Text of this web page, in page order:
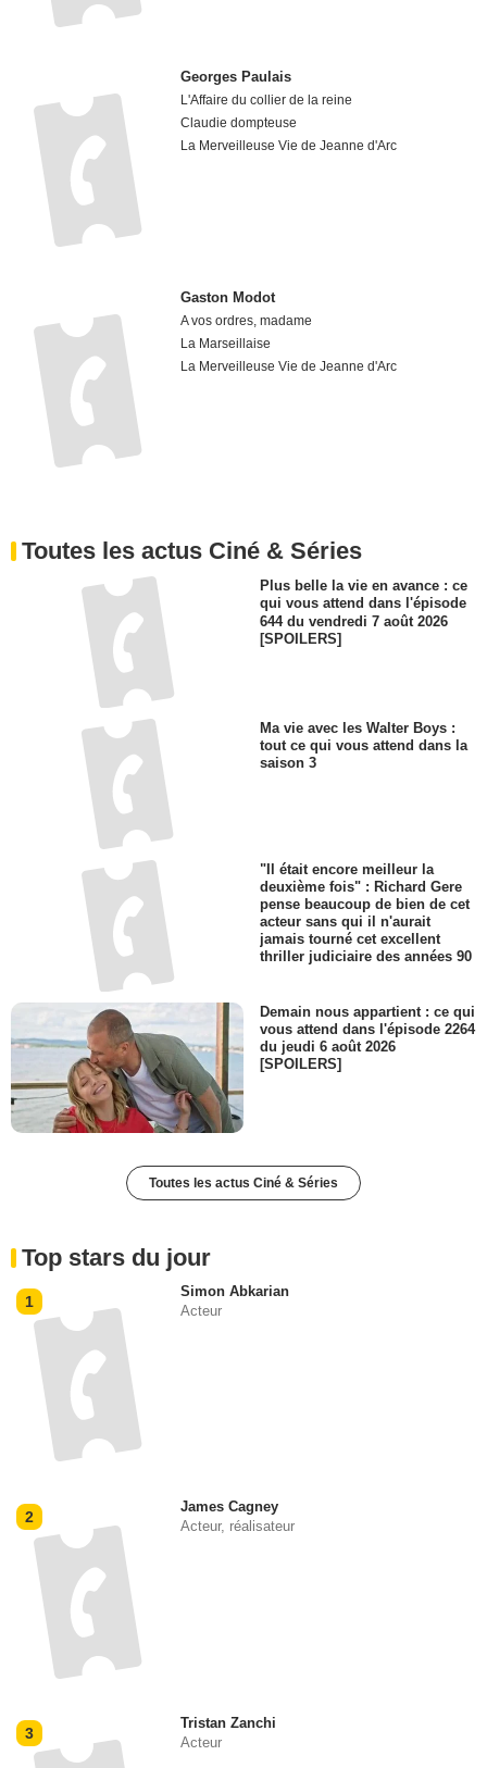
Georges Paulais
L'Affaire du collier de la reine
Claudie dompteuse
La Merveilleuse Vie de Jeanne d'Arc
Gaston Modot
A vos ordres, madame
La Marseillaise
La Merveilleuse Vie de Jeanne d'Arc
Toutes les actus Ciné & Séries
Plus belle la vie en avance : ce
qui vous attend dans l'épisode
644 du vendredi 7 août 2026
[SPOILERS]
Ma vie avec les Walter Boys :
tout ce qui vous attend dans la
saison 3
"Il était encore meilleur la
deuxième fois" : Richard Gere
pense beaucoup de bien de cet
acteur sans qui il n'aurait
jamais tourné cet excellent
thriller judiciaire des années 90
Demain nous appartient : ce qui
vous attend dans l'épisode 2264
du jeudi 6 août 2026
[SPOILERS]
Toutes les actus Ciné & Séries
Top stars du jour
1
Simon Abkarian
Acteur
2
James Cagney
Acteur, réalisateur
3
Tristan Zanchi
Acteur